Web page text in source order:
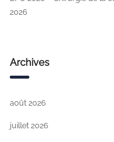
2026
Archives
août 2026
juillet 2026